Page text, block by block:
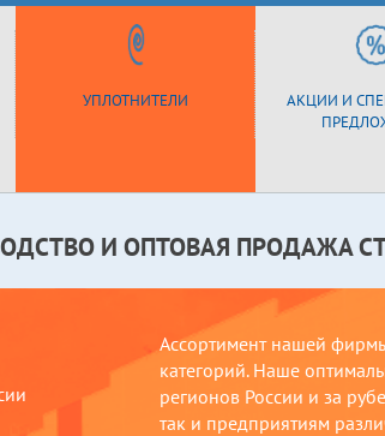
УПЛОТНИТЕЛИ
АКЦИИ И
И ОПТОВАЯ ПРОДАЖА
Ассортимент нашей
категорий. Наше
регионов России и за
так и предприятиям